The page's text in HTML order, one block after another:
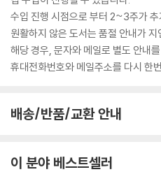
수입 진행 시점으로 부터 2~3주가
원활하지 않은 도서는 품절 안내가 지
해당 경우, 문자와 메일로 별도 안내
휴대전화번호와 메일주소를 다시 한
배송/반품/교환 안내
이 분야 베스트셀러